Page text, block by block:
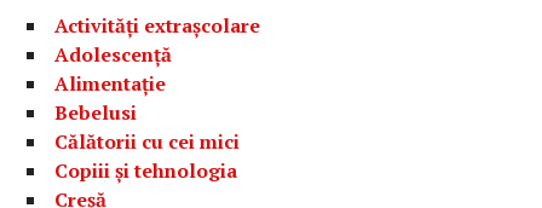
Activități extrașcolare
Adolescență
Alimentație
Bebelusi
Călătorii cu cei mici
Copiii și tehnologia
Creșă